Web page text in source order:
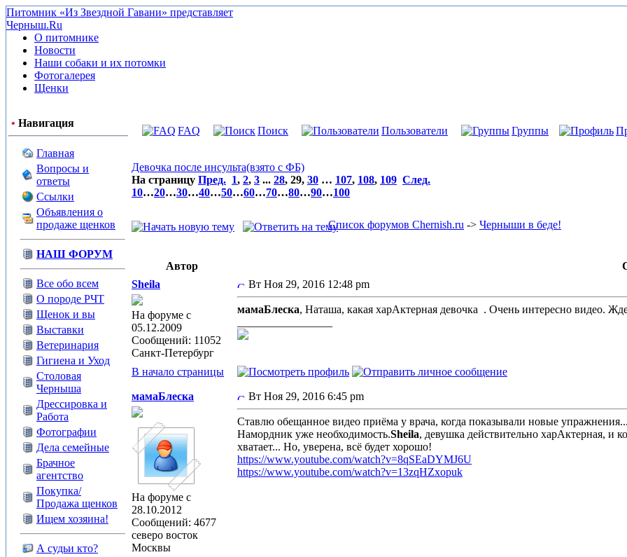
Питомник «Из Звездной Гавани» представляет
Черныш.Ru
О питомнике
Новости
Наши собаки и их потомки
Фотогалерея
Щенки
• Навигация
Главная
Вопросы и
ответы
Ссылки
Объявления о
продаже щенков
НАШ ФОРУМ
Все обо всем
О породе РЧТ
Щенок и вы
Выставки
Ветеринария
Гигиена и Уход
Столовая
Черныша
Дрессировка и
Работа
Фотографии
Дела семейные
Брачное
агентство
Покупка/
Продажа щенков
Ищем хозяина!
А судьи кто?
FAQ Поиск Пользователи Группы
Девочка после инсульта(взято с ФБ)
На страницу Пред. 1, 2, 3 ... 28, 29, 30 … 107, 108, 109 След.
10…20…30…40…50…60…70…80…90…100
Список форумов Chernish.ru -> Черныши в беде!
Автор
Sheila
На форуме с
05.12.2009
Сообщений: 11052
Санкт-Петербург
Вт Ноя 29, 2016 12:48 pm
мамаБлеска, Наташа, какая харАктерная девочка . Очень интересно видео.
В начало страницы
мамаБлеска
На форуме с
28.10.2012
Сообщений: 4677
северо восток
Москвы
Вт Ноя 29, 2016 6:45 pm
Ставлю обещанное видео приёма у врача, когда показывали новые упражнения...
Намордник уже необходимость.Sheila, девушка действительно харАктерная, и
хватает... Но, уверена, всё будет хорошо!
https://www.youtube.com/watch?v=8qSEaDYMJ6U
https://www.youtube.com/watch?v=13zqHZxopuk